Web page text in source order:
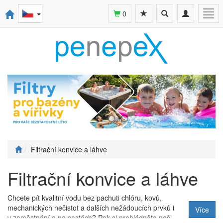
Toggle
navigation
Toggle
search
0
Filtrační konvice a láhve
Filtrační konvice a láhve
Chcete pít kvalitní vodu bez pachuti chlóru, kovů,
mechanických nečistot a dalších nežádoucích prvků i
v zaměstnání a na cestách? Pak si prohlédněte naši
Více